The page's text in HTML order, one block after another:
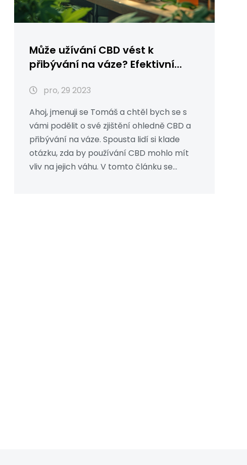
Může užívání CBD vést k
přibývání na váze? Efektivní
pro, 29 2023
Ahoj, jmenuji se Tomáš a chtěl bych se s
vámi podělit o své zjištění ohledně CBD a
přibývání na váze. Spousta lidí si klade
otázku, zda by používání CBD mohlo mít
vliv na jejich váhu. V tomto článku se